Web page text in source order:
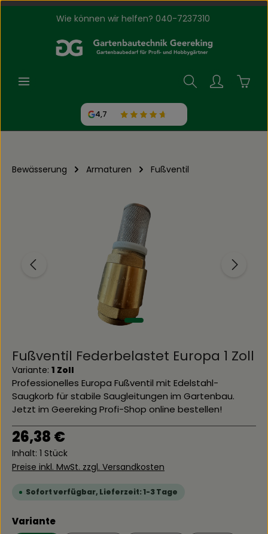
Zum Hauptinhalt springen
Wie können wir helfen? 040-7237310
4,7
Bewässerung Armaturen Fußventil
Bildergalerie überspringen
Fußventil Federbelastet Europa 1 Zoll
Variante: 1 Zoll
Professionelles Europa Fußventil mit Edelstahl-
Saugkorb für stabile Saugleitungen im Gartenbau.
Jetzt im Geereking Profi-Shop online bestellen!
Regulärer Preis:
26,38 €
Inhalt: 1 Stück
Preise inkl. MwSt. zzgl. Versandkosten
Sofort verfügbar, Lieferzeit: 1-3 Tage
Varianteauswählen